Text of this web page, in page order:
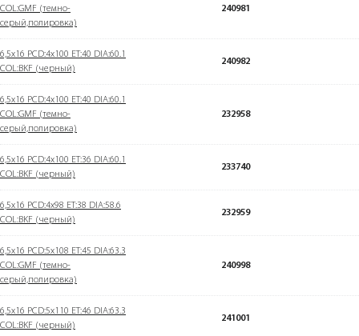
COL:GMF (темно-
серый,полировка)
240981
6,5x16 PCD:4x100 ET:40 DIA:60.1
COL:BKF (черный)
240982
6,5x16 PCD:4x100 ET:40 DIA:60.1
COL:GMF (темно-
серый,полировка)
232958
6,5x16 PCD:4x100 ET:36 DIA:60.1
COL:BKF (черный)
233740
6,5x16 PCD:4x98 ET:38 DIA:58.6
COL:BKF (черный)
232959
6,5x16 PCD:5x108 ET:45 DIA:63.3
COL:GMF (темно-
серый,полировка)
240998
6,5x16 PCD:5x110 ET:46 DIA:63.3
COL:BKF (черный)
241001